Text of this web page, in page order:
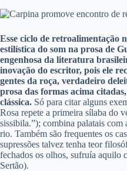
Esse ciclo de retroalimentação
estilística do som na prosa de
engenhosa da literatura
inovação do escritor, pois ele
gentes da roça, verdadeiro
prosa das formas acima
clássica. Só para citar alguns
Rosa repete a primeira sílaba do
sissibila.”); combina palatais
rio. Também são frequentes os
supressões talvez tenha teor
fechados os olhos, sufruía aquilo
Sertão).